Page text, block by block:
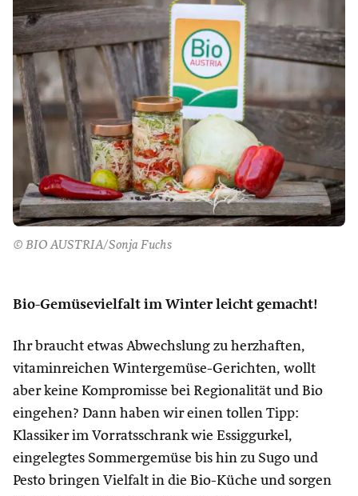
© BIO AUSTRIA/Sonja Fuchs
Bio-Gemüsevielfalt im Winter leicht gemacht!
Ihr braucht etwas Abwechslung zu herzhaften,
vitaminreichen Wintergemüse-Gerichten, wollt
aber keine Kompromisse bei Regionalität und Bio
eingehen? Dann haben wir einen tollen Tipp:
Klassiker im Vorratsschrank wie Essiggurkel,
eingelegtes Sommergemüse bis hin zu Sugo und
Pesto bringen Vielfalt in die Bio-Küche und sorgen